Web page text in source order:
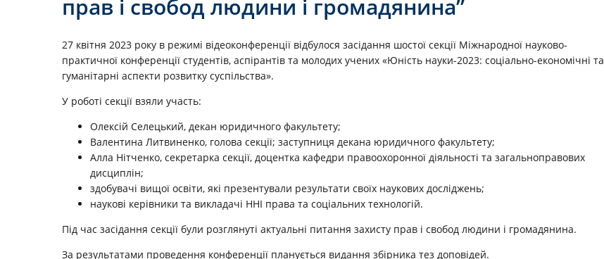
прав і свобод людини і громадянина”
27 квітня 2023 року в режимі відеоконференції відбулося засідання шостої секції Міжнародної науково-
практичної конференції студентів, аспірантів та молодих учених «Юність науки-2023: соціально-економічні та
гуманітарні аспекти розвитку суспільства».
У роботі секції взяли участь:
Олексій Селецький, декан юридичного факультету;
Валентина Литвиненко, голова секції; заступниця декана юридичного факультету;
Алла Нітченко, секретарка секції, доцентка кафедри правоохоронної діяльності та загальноправових
дисциплін;
здобувачі вищої освіти, які презентували результати своїх наукових досліджень;
наукові керівники та викладачі ННІ права та соціальних технологій.
Під час засідання секції були розглянуті актуальні питання захисту прав і свобод людини і громадянина.
За результатами проведення конференції планується видання збірника тез доповідей.